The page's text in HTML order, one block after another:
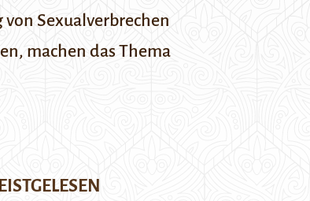
Sexualverbrechen
machen das Thema